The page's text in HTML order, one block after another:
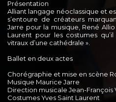
Présentation
Alliant langage néoclassique et
s’entoure de créateurs
Jarre pour la musique, René
Laurent pour les costumes
vitraux d’une cathédrale ».
Ballet en deux actes
Chorégraphie et mise en scène
Musique Maurice Jarre
Direction musicale Jean-François
Costumes Yves Saint Laurent